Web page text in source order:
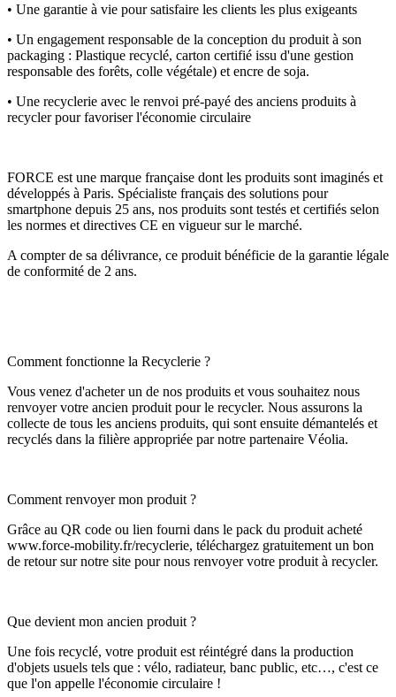
• Une garantie à vie pour satisfaire les clients les plus exigeants
• Un engagement responsable de la conception du produit à son
packaging : Plastique recyclé, carton certifié issu d'une gestion
responsable des forêts, colle végétale) et encre de soja.
• Une recyclerie avec le renvoi pré-payé des anciens produits à
recycler pour favoriser l'économie circulaire
FORCE est une marque française dont les produits sont imaginés et
développés à Paris. Spécialiste français des solutions pour
smartphone depuis 25 ans, nos produits sont testés et certifiés selon
les normes et directives CE en vigueur sur le marché.
A compter de sa délivrance, ce produit bénéficie de la garantie légale
de conformité de 2 ans.
Comment fonctionne la Recyclerie ?
Vous venez d'acheter un de nos produits et vous souhaitez nous
renvoyer votre ancien produit pour le recycler. Nous assurons la
collecte de tous les anciens produits, qui sont ensuite démantelés et
recyclés dans la filière appropriée par notre partenaire Véolia.
Comment renvoyer mon produit ?
Grâce au QR code ou lien fourni dans le pack du produit acheté
www.force-mobility.fr/recyclerie, téléchargez gratuitement un bon
de retour sur notre site pour nous renvoyer votre produit à recycler.
Que devient mon ancien produit ?
Une fois recyclé, votre produit est réintégré dans la production
d'objets usuels tels que : vélo, radiateur, banc public, etc…, c'est ce
que l'on appelle l'économie circulaire !